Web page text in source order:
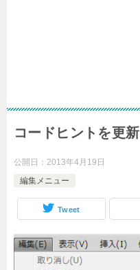
コードヒントを更新
公開日： 2013年4月19日
編集メニュー
Tweet